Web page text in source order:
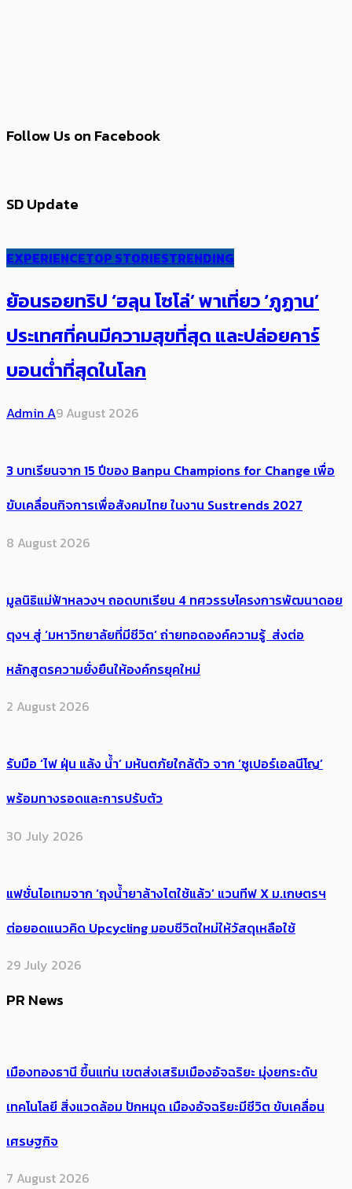
Follow Us on Facebook
SD Update
EXPERIENCETOP STORIESTRENDING
ย้อนรอยทริป ‘ฮลุน โซโล่’ ​​พาเที่ยว ‘ภูฏาน’
ประเทศ​ที่คน​มีความสุข​ที่สุด​​ และปล่อยคาร์​
บอนต่ำที่สุดในโลก
Admin A9 August 2026
3 บทเรียนจาก 15 ปีของ Banpu Champions for Change เพื่อ
ขับเคลื่อนกิจการเพื่อสังคมไทย ในงาน Sustrends 2027
8 August 2026
มูลนิธิแม่ฟ้าหลวงฯ ถอดบทเรียน 4 ทศวรรษโครงการพัฒนาดอย
ตุงฯ สู่ ‘มหาวิทยาลัยที่มีชีวิต’ ถ่ายทอดองค์ความรู้ ส่งต่อ
หลักสูตรความยั่งยืนให้องค์กรยุคใหม่
2 August 2026
รับมือ ‘ไฟ ฝุ่น แล้ง น้ำ’ มหันตภัยใกล้ตัว จาก ‘ซูเปอร์เอลนีโญ’
พร้อมทางรอดและการปรับตัว
30 July 2026
แฟชั่นไอเทมจาก ‘ถุงน้ำยาล้างไตใช้แล้ว’ แวนทีฟ X ม.เกษตรฯ
ต่อยอดแนวคิด Upcycling มอบชีวิตใหม่ให้วัสดุเหลือใช้
29 July 2026
PR News
เมืองทองธานี ขึ้นแท่น เขตส่งเสริมเมืองอัจฉริยะ มุ่งยกระดับ
เทคโนโลยี สิ่งแวดล้อม ปักหมุด เมืองอัจฉริยะมีชีวิต ขับเคลื่อน
เศรษฐกิจ
7 August 2026